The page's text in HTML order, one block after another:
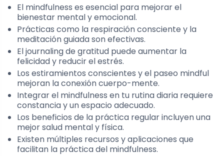
El mindfulness es esencial para mejorar el
bienestar mental y emocional.
Prácticas como la respiración consciente y la
meditación guiada son efectivas.
El journaling de gratitud puede aumentar la
felicidad y reducir el estrés.
Los estiramientos conscientes y el paseo mindful
mejoran la conexión cuerpo-mente.
Integrar el mindfulness en tu rutina diaria requiere
constancia y un espacio adecuado.
Los beneficios de la práctica regular incluyen una
mejor salud mental y física.
Existen múltiples recursos y aplicaciones que
facilitan la práctica del mindfulness.